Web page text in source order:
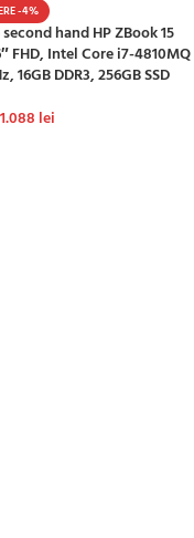
-4%
hand HP ZBook 15
FHD, Intel Core i7-4810MQ
16GB DDR3, 256GB SSD
1.088 lei